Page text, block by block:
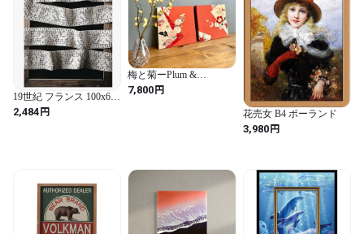
19世紀 フランス 100x6c
リネン 少女とお馬とハ
ンドワークフィレレース
2,484円
梅と菊ーPlum &
Chrysanthemum Timeless
Harmony | Antique Kimono
7,800円
花売女 B4 ポーランド
3,980円